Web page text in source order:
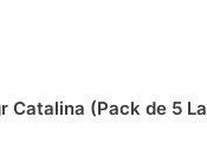
Catalina (Pack de 5